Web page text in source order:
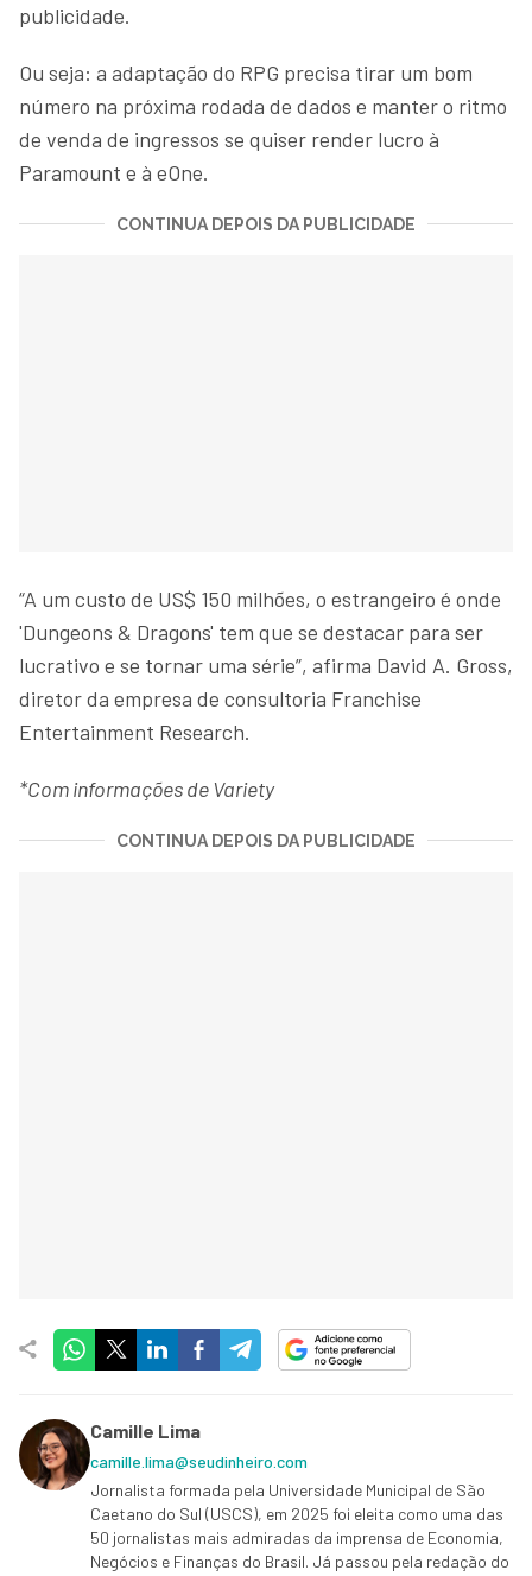
publicidade.
Ou seja: a adaptação do RPG precisa tirar um bom
número na próxima rodada de dados e manter o ritmo
de venda de ingressos se quiser render lucro à
Paramount e à eOne.
CONTINUA DEPOIS DA PUBLICIDADE
“A um custo de US$ 150 milhões, o estrangeiro é onde
'Dungeons & Dragons' tem que se destacar para ser
lucrativo e se tornar uma série”, afirma David A. Gross,
diretor da empresa de consultoria Franchise
Entertainment Research.
*Com informações de Variety
CONTINUA DEPOIS DA PUBLICIDADE
Camille Lima
camille.lima@seudinheiro.com
Jornalista formada pela Universidade Municipal de São
Caetano do Sul (USCS), em 2025 foi eleita como uma das
50 jornalistas mais admiradas da imprensa de Economia,
Negócios e Finanças do Brasil. Já passou pela redação do